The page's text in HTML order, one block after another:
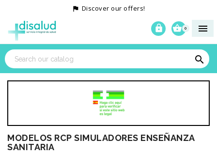
 Discover our offers!

0



MODELOS RCP SIMULADORES ENSEÑANZA
SANITARIA